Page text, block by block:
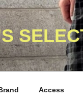
Access